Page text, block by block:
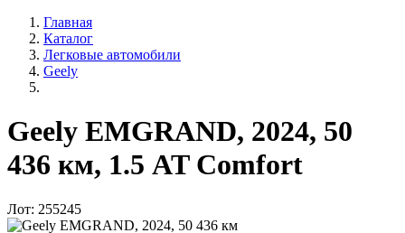
Главная
Каталог
Легковые автомобили
Geely
Geely EMGRAND, 2024, 50
436 км, 1.5 AT Comfort
Лот: 255245